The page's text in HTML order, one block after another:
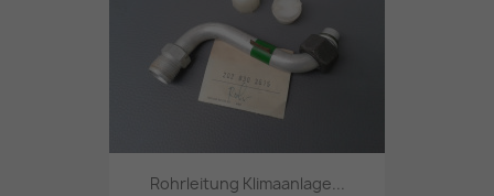
Rohrleitung Klimaanlage...